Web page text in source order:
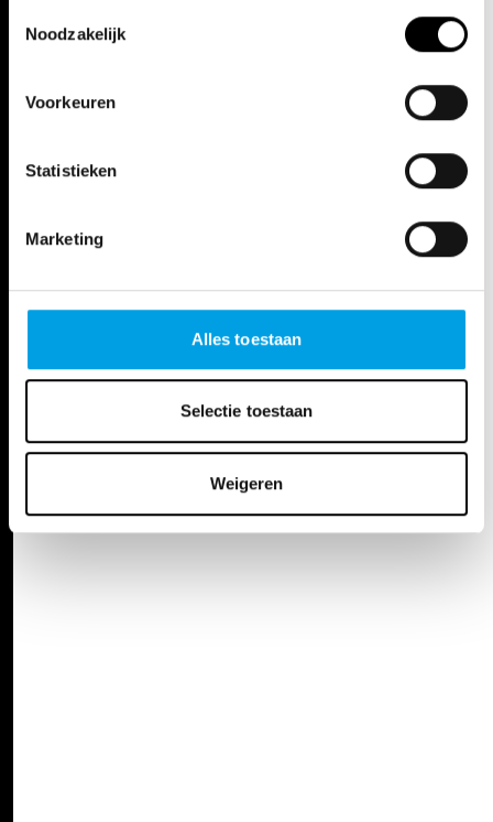
Noodzakelijk
Voorkeuren
Statistieken
Marketing
Alles toestaan
Selectie toestaan
Weigeren